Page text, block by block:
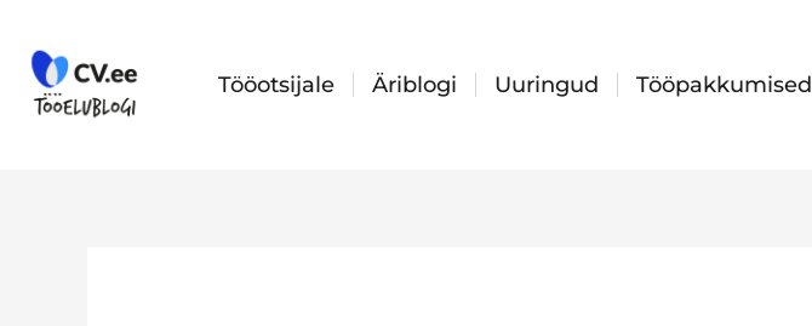
content
Tööotsijale Äriblogi Uuringud Tööpakkumised